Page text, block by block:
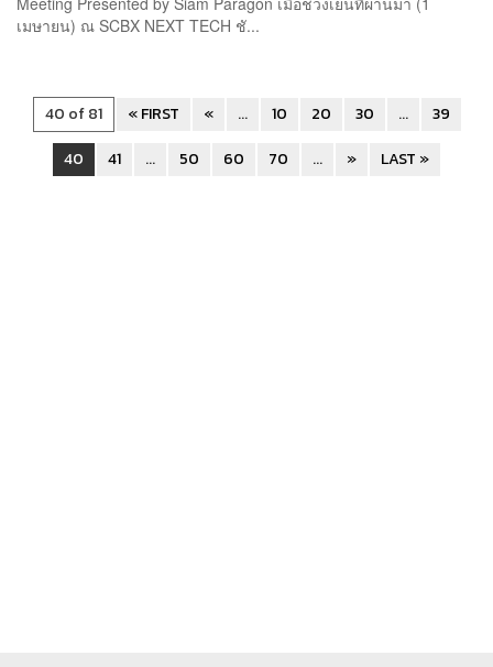
เมษายน) ณ SCBX NEXT TECH ชั...
40 of 81 « FIRST « ... 10 20 30 ...
39
40
41 ... 50 60 70 ... » LAST »